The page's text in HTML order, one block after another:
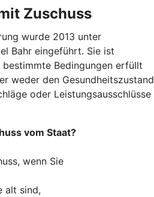
Zuschuss
wurde 2013 unter
Bahr eingeführt. Sie ist
Bedingungen erfüllt
weder den Gesundheitszustand
oder Leistungsausschlüsse
vom Staat?
wenn Sie
alt sind,